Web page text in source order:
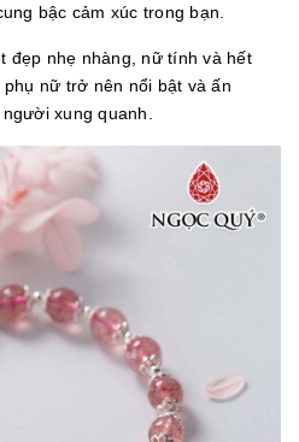
bậc cảm xúc trong bạn.
đẹp nhẹ nhàng, nữ tính và hết
nữ trở nên nổi bật và ấn
xung quanh.